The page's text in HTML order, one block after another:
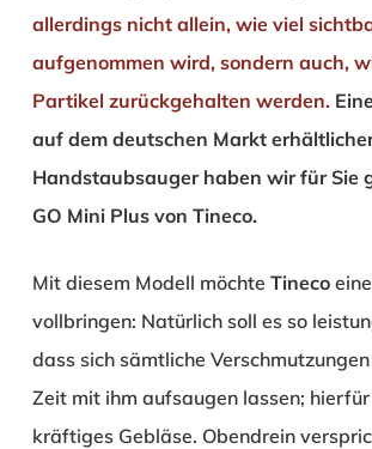
allerdings nicht allein, wie viel
aufgenommen wird, sondern auch,
Partikel zurückgehalten werden.
auf dem deutschen Markt
Handstaubsauger haben wir für Sie
GO Mini Plusvon Tineco.
Mit diesem Modell möchte Tineco
vollbringen: Natürlich soll es so
dass sich sämtliche
Zeit mit ihm aufsaugen lassen;
kräftiges Gebläse. Obendrein